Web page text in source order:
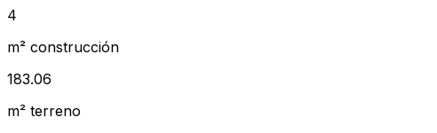
4
m² construcción
183.06
m² terreno